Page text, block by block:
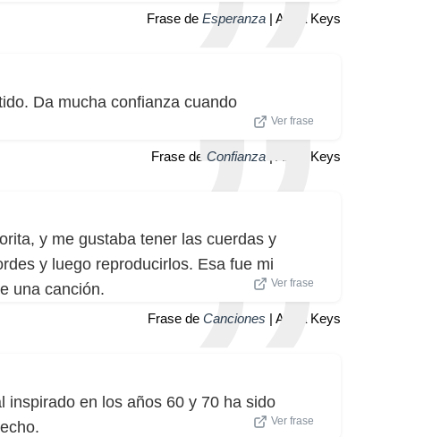
Frase de Esperanza | Alicia Keys
Da mucha confianza cuando
Ver frase
Frase de Confianza | Alicia Keys
y me gustaba tener las cuerdas y
y luego reproducirlos. Esa fue mi
una canción.
Ver frase
Frase de Canciones | Alicia Keys
inspirado en los años 60 y 70 ha sido
Ver frase